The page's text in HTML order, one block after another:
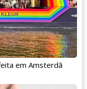
em Amsterdã